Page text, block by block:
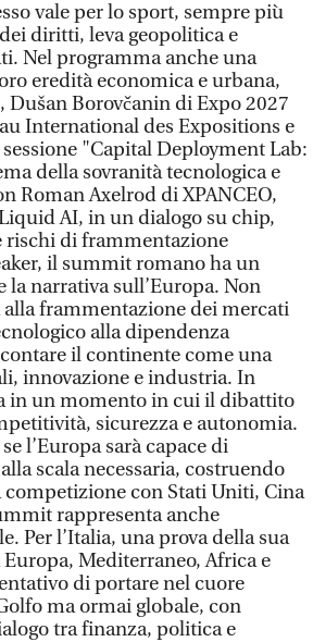
vale per lo sport, sempre più
diritti, leva geopolitica e
Nel programma anche una
eredità economica e urbana,
Dušan Borovčanin di Expo 2027
International des Expositions e
"Capital Deployment Lab:
della sovranità tecnologica e
Roman Axelrod di XPANCEO,
AI, in un dialogo su chip,
rischi di frammentazione
il summit romano ha un
narrativa sull’Europa. Non
frammentazione dei mercati
alla dipendenza
il continente come una
innovazione e industria. In
in un momento in cui il dibattito
sicurezza e autonomia.
l’Europa sarà capace di
scala necessaria, costruendo
con Stati Uniti, Cina
rappresenta anche
Per l’Italia, una prova della sua
Mediterraneo, Africa e
di portare nel cuore
ma ormai globale, con
tra finanza, politica e